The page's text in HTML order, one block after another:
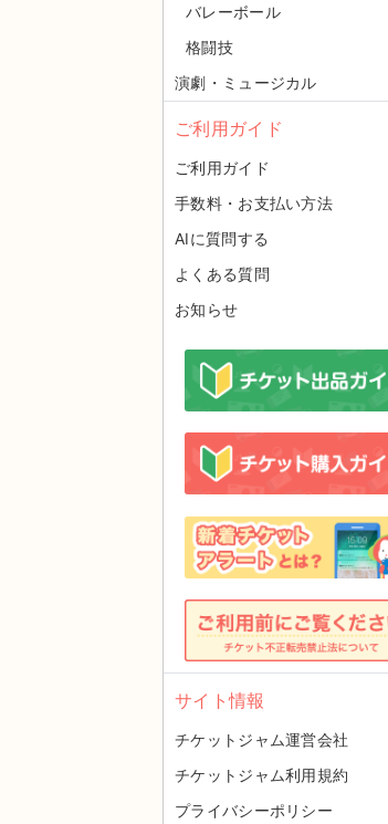
バレーボール
格闘技
演劇・ミュージカル
ご利用ガイド
ご利用ガイド
手数料・お支払い方法
AIに質問する
よくある質問
お知らせ
サイト情報
チケットジャム運営会社
チケットジャム利用規約
プライバシーポリシー